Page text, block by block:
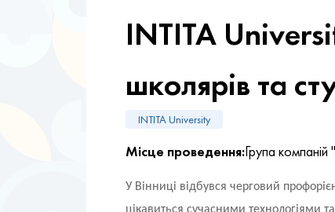
INTITA
школярів та
INTITA University
Місце проведення:Група
У Вінниці відбувся черговий